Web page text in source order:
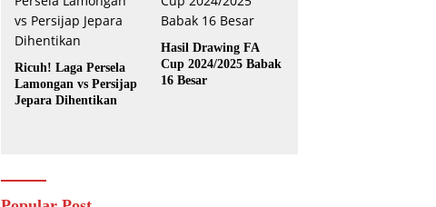
Ricuh! Laga Persela
Lamongan vs Persijap
Jepara Dihentikan
Hasil Drawing FA
Cup 2024/2025 Babak
16 Besar